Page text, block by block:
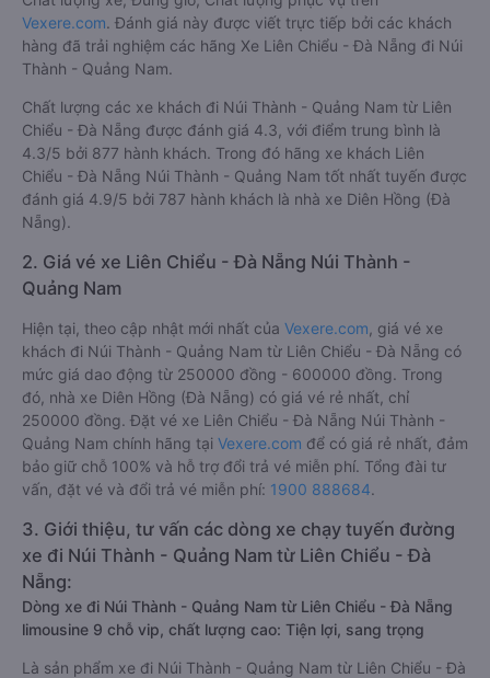
Vexere.com. Đánh giá này được viết trực tiếp bởi các khách
hàng đã trải nghiệm các hãng Xe Liên Chiểu - Đà Nẵng đi Núi
Thành - Quảng Nam.
Chất lượng các xe khách đi Núi Thành - Quảng Nam từ Liên
Chiểu - Đà Nẵng được đánh giá 4.3, với điểm trung bình là
4.3/5 bởi 877 hành khách. Trong đó hãng xe khách Liên
Chiểu - Đà Nẵng Núi Thành - Quảng Nam tốt nhất tuyến được
đánh giá 4.9/5 bởi 787 hành khách là nhà xe Diên Hồng (Đà
Nẵng).
2. Giá vé xe Liên Chiểu - Đà Nẵng Núi Thành -
Quảng Nam
Hiện tại, theo cập nhật mới nhất của Vexere.com , giá vé xe
khách đi Núi Thành - Quảng Nam từ Liên Chiểu - Đà Nẵng có
mức giá dao động từ 250000 đồng - 600000 đồng. Trong
đó, nhà xe Diên Hồng (Đà Nẵng) có giá vé rẻ nhất, chỉ
250000 đồng. Đặt vé xe Liên Chiểu - Đà Nẵng Núi Thành -
Quảng Nam chính hãng tại Vexere.com để có giá rẻ nhất, đảm
bảo giữ chỗ 100% và hỗ trợ đổi trả vé miễn phí. Tổng đài tư
vấn, đặt vé và đổi trả vé miễn phí: 1900 888684.
3. Giới thiệu, tư vấn các dòng xe chạy tuyến đường
xe đi Núi Thành - Quảng Nam từ Liên Chiểu - Đà
Nẵng:
Dòng xe đi Núi Thành - Quảng Nam từ Liên Chiểu - Đà Nẵng
limousine 9 chỗ vip, chất lượng cao: Tiện lợi, sang trọng
Là sản phẩm xe đi Núi Thành - Quảng Nam từ Liên Chiểu - Đà